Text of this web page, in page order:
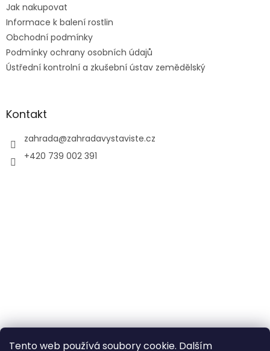
Tento web používá soubory cookie. Dalším
Jak nakupovat
Informace k balení rostlin
Obchodní podmínky
Podmínky ochrany osobních údajů
Ústřední kontrolní a zkušební ústav zemědělský
Kontakt
zahrada@zahradavystaviste.cz
+420 739 002 391